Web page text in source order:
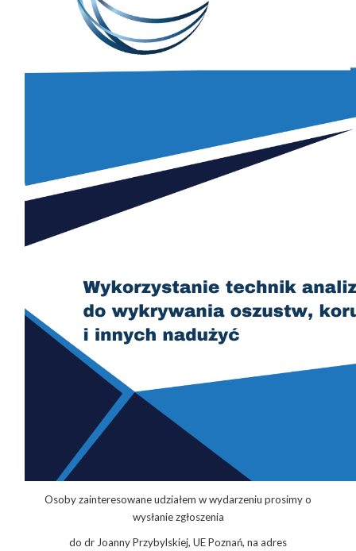
Osoby zainteresowane udziałem w wydarzeniu prosimy o
wysłanie zgłoszenia
do dr Joanny Przybylskiej, UE Poznań, na adres